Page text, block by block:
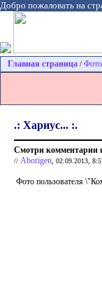
Добро пожаловать на
Главная страница /
.: Хариус... :.
Смотри комментарии
// Aborigen , 02.09.2013,
Фото пользователя